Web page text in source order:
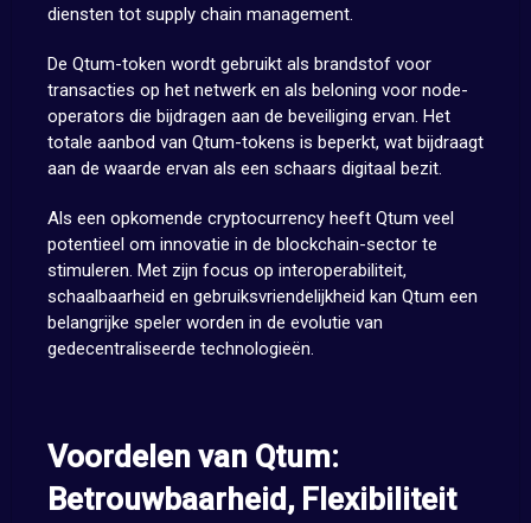
diensten tot supply chain management.
De Qtum-token wordt gebruikt als brandstof voor
transacties op het netwerk en als beloning voor node-
operators die bijdragen aan de beveiliging ervan. Het
totale aanbod van Qtum-tokens is beperkt, wat bijdraagt
aan de waarde ervan als een schaars digitaal bezit.
Als een opkomende cryptocurrency heeft Qtum veel
potentieel om innovatie in de blockchain-sector te
stimuleren. Met zijn focus op interoperabiliteit,
schaalbaarheid en gebruiksvriendelijkheid kan Qtum een
belangrijke speler worden in de evolutie van
gedecentraliseerde technologieën.
Voordelen van Qtum:
Betrouwbaarheid, Flexibiliteit